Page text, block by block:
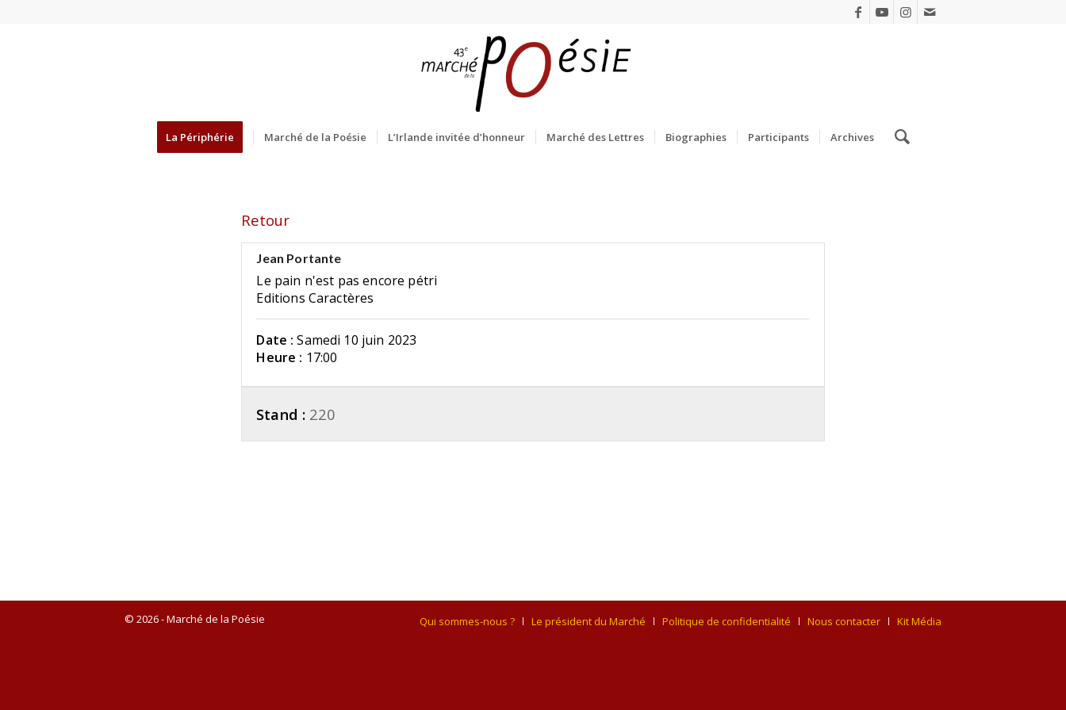
La Périphérie Marché de la Poésie L’Irlande invitée d’honneur Marché des Lettres Biographies Participants Archives
Retour
Jean Portante
Le pain n'est pas encore pétri
Editions Caractères
Date : Samedi 10 juin 2023
Heure : 17:00
Stand : 220
© 2026 - Marché de la Poésie Qui sommes-nous ? Le président du Marché Politique de confidentialité Nous contacter Kit Média